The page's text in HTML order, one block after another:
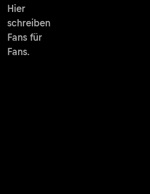
Hier
schreiben
Fans für
Fans.